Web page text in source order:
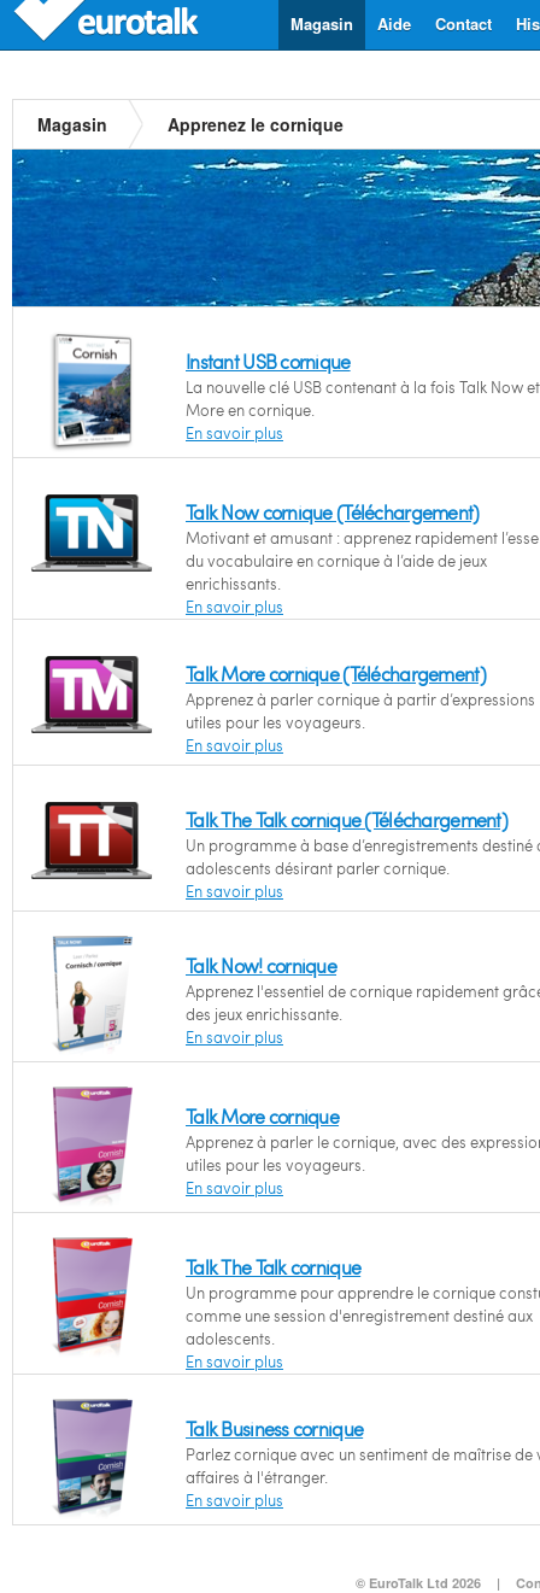
Contact
Aide
Magasin
Magasin Apprenez le cornique
Instant USB cornique
La nouvelle clé USB contenant à la fois Talk Now
More en cornique.
En savoir plus
Talk Now cornique (Téléchargement)
Motivant et amusant : apprenez rapidement
du vocabulaire en cornique à l’aide de jeux
enrichissants.
En savoir plus
Talk More cornique (Téléchargement)
Apprenez à parler cornique à partir d’expressions
utiles pour les voyageurs.
En savoir plus
Talk The Talk cornique (Téléchargement)
Un programme à base d’enregistrements destiné
adolescents désirant parler cornique.
En savoir plus
Talk Now! cornique
Apprenez l'essentiel de cornique rapidement
des jeux enrichissante.
En savoir plus
Talk More cornique
Apprenez à parler le cornique, avec des
utiles pour les voyageurs.
En savoir plus
Talk The Talk cornique
Un programme pour apprendre le cornique
comme une session d'enregistrement destiné aux
adolescents.
En savoir plus
Talk Business cornique
Parlez cornique avec un sentiment de maîtrise de
affaires à l'étranger.
En savoir plus
© EuroTalk Ltd 2026 |